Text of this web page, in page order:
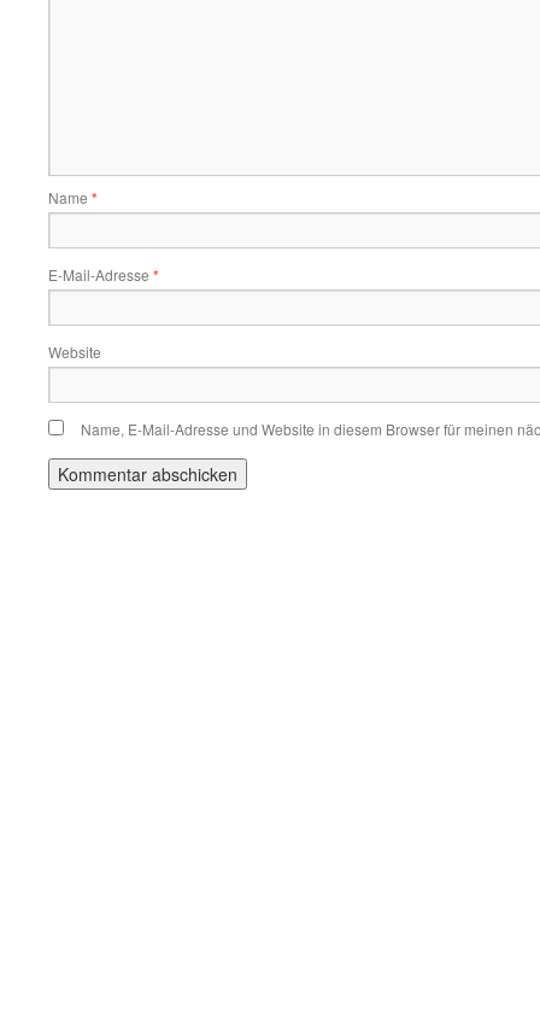
Name *
E-Mail-Adresse *
Website
Name, E-Mail-Adresse und Website in diesem Browser für meinen